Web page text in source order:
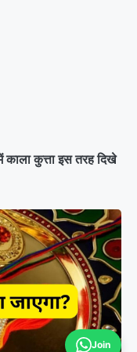
कुत्ता इस तरह दिखे
Join